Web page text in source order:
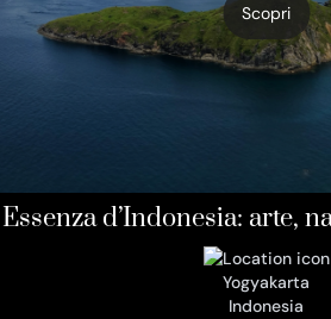
Scopri
Essenza d’Indonesia: arte,
Yogyakarta
Indonesia